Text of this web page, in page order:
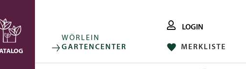
WÖRLEIN
GARTENCENTER
LOGIN
MERKLISTE